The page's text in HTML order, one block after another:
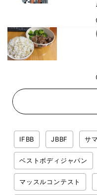
IFBB JBBF サ
ベストボディジャパン
マッスルコンテスト